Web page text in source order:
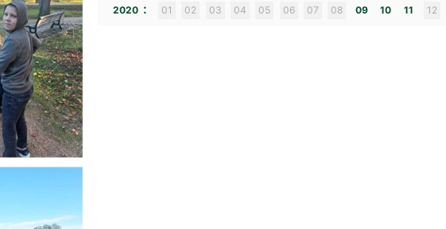
2020 : 01 02 03 04 05 06 07 08 09 10 11 12